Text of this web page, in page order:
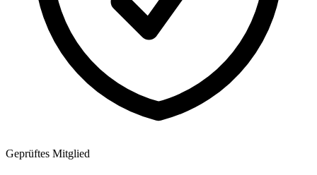
Geprüftes Mitglied